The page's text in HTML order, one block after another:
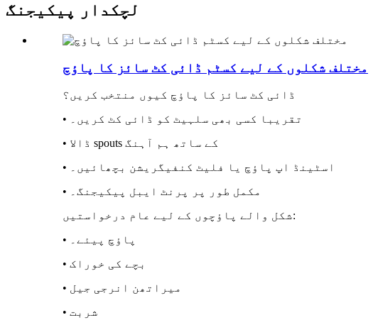
لچکدار پیکیجنگ
مختلف شکلوں کے لیے کسٹم ڈائی کٹ سائز کا پاؤچ
ڈائی کٹ سائز کا پاؤچ کیوں منتخب کریں؟
• تقریبا کسی بھی سلہیٹ کو ڈائی کٹ کریں۔
• ڈالا spouts کے ساتھ ہم آہنگ
• اسٹینڈ اپ پاؤچ یا فلیٹ کنفیگریشن بچھائیں۔
• مکمل طور پر پرنٹ ایبل پیکیجنگ۔
شکل والے پاؤچوں کے لیے عام درخواستیں:
• پاؤچ پیئے۔
• بچے کی خوراک
• میراتھن انرجی جیل
• شربت